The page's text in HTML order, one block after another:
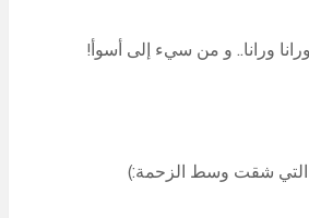
ورانا.. و من سيء إلى أسوأ!
التي شقت وسط الزحمة:)